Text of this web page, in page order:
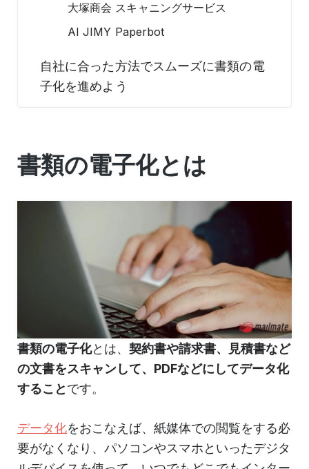
大塚商会 スキャニングサービス
AI JIMY Paperbot
自社に合った方法でスムーズに書類の電
子化を進めよう
書類の電子化とは
書類の電子化とは、 契約書や請求書、見積書など
の文書をスキャンして、PDFなどにしてデータ化
することです。
データ化をおこなえば、紙媒体での閲覧をする必
要がなくなり、パソコンやスマホといったデジタ